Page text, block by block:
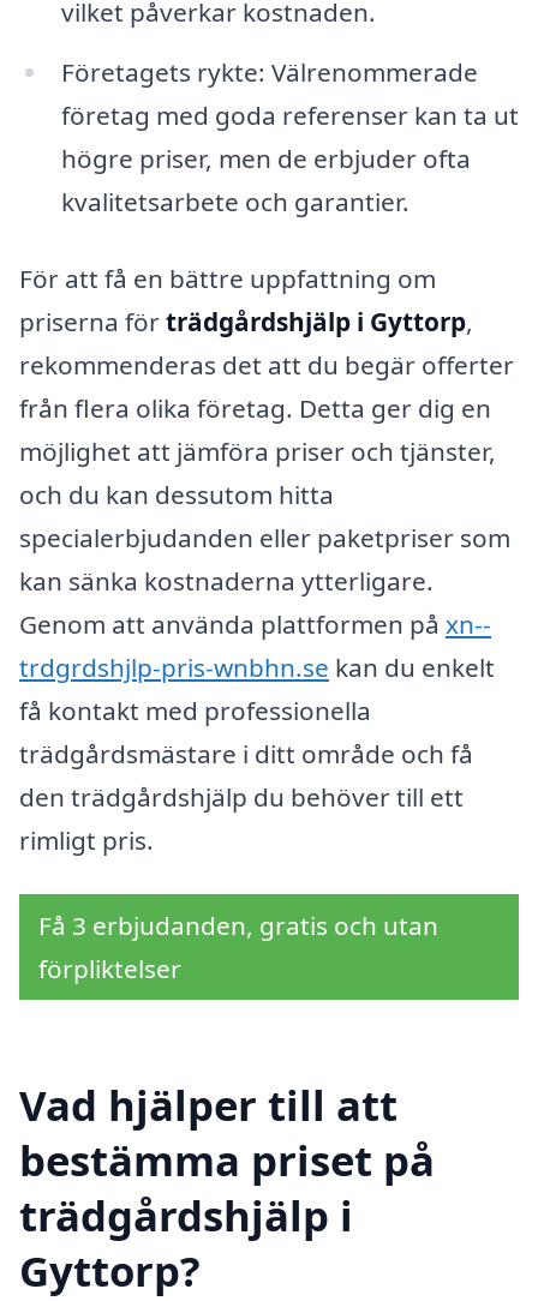
vilket påverkar kostnaden.
Företagets rykte: Välrenommerade
företag med goda referenser kan ta ut
högre priser, men de erbjuder ofta
kvalitetsarbete och garantier.
För att få en bättre uppfattning om
priserna förträdgårdshjälp i Gyttorp,
rekommenderas det att du begär offerter
från flera olika företag. Detta ger dig en
möjlighet att jämföra priser och tjänster,
och du kan dessutom hitta
specialerbjudanden eller paketpriser som
kan sänka kostnaderna ytterligare.
Genom att använda plattformen på xn--
trdgrdshjlp-pris-wnbhn.se kan du enkelt
få kontakt med professionella
trädgårdsmästare i ditt område och få
den trädgårdshjälp du behöver till ett
rimligt pris.
Få 3 erbjudanden, gratis och utan
förpliktelser
Vad hjälper till att
bestämma priset på
trädgårdshjälp i
Gyttorp?